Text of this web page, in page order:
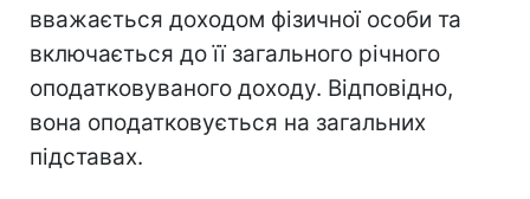
вважається доходом фізичної особи та
включається до її загального річного
оподатковуваного доходу. Відповідно,
вона оподатковується на загальних
підставах.